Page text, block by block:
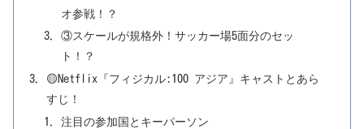
オ参戦！？
③スケールが規格外！サッカー場5面分のセッ
ト！？
🟡Netflix『フィジカル:100 アジア』キャストとあら
すじ！
注目の参加国とキーパーソン